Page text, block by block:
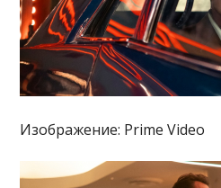
Изображение: Prime Video